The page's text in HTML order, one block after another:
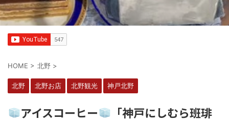
HOME > 北野 >
北野 北野お店 北野観光 神戸北野
アイスコーヒー
「神戸にしむら班琲